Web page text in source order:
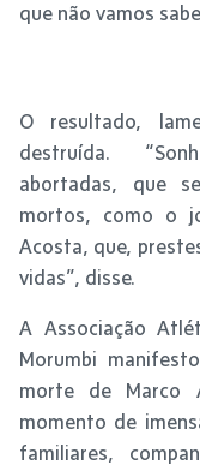
que não vamos
O resultado,
destruída.
abortadas, que
mortos, como o
Acosta, que,
vidas”, disse.
A Associação
Morumbi
morte de Marco
momento de
familiares,